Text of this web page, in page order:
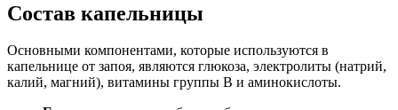
Состав капельницы
Основными компонентами, которые используются в
капельнице от запоя, являются глюкоза, электролиты (натрий,
калий, магний), витамины группы В и аминокислоты.